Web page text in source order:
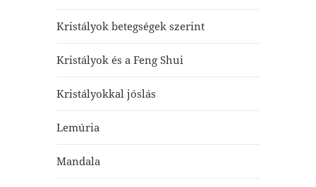
Kristályok betegségek szerint
Kristályok és a Feng Shui
Kristályokkal jóslás
Lemúria
Mandala